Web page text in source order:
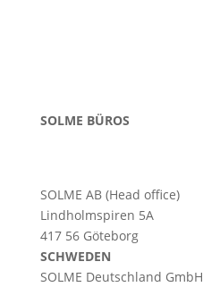
SOLME BÜROS
SOLME AB (Head office)
Lindholmspiren 5A
417 56 Göteborg
SCHWEDEN
SOLME Deutschland GmbH